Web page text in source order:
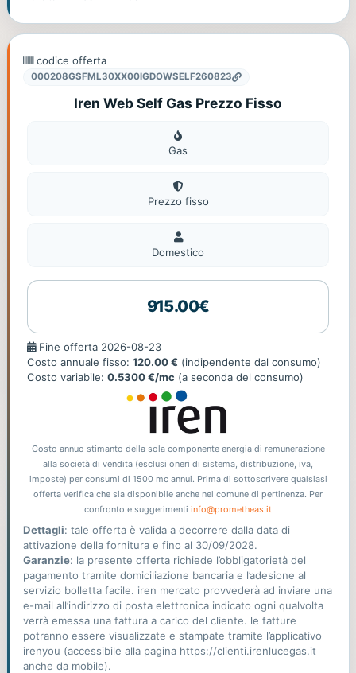
codice offerta
000208GSFML30XX00IGDOWSELF260823
Iren Web Self Gas Prezzo Fisso
Gas
Gas
Prezzo fisso
Domestico
Domestico
915.00€
Fine
offerta
Fine offerta 2026-08-23
Costo annuale fisso: 120.00 € (indipendente dal consumo)
Costo variabile: 0.5300 €/mc (a seconda del consumo)
Costo annuo stimanto della sola componente energia di remunerazione
alla società di vendita (esclusi oneri di sistema, distribuzione, iva,
imposte) per consumi di 1500 mc annui. Prima di sottoscrivere qualsiasi
offerta verifica che sia disponibile anche nel comune di pertinenza. Per
confronto e suggerimenti info@prometheas.it
Dettagli: tale offerta è valida a decorrere dalla data di
attivazione della fornitura e fino al 30/09/2028.
Garanzie: la presente offerta richiede l’obbligatorietà del
pagamento tramite domiciliazione bancaria e l’adesione al
servizio bolletta facile. iren mercato provvederà ad inviare una
e-mail all’indirizzo di posta elettronica indicato ogni qualvolta
verrà emessa una fattura a carico del cliente. le fatture
potranno essere visualizzate e stampate tramite l’applicativo
irenyou (accessibile alla pagina https://clienti.irenlucegas.it
anche da mobile).